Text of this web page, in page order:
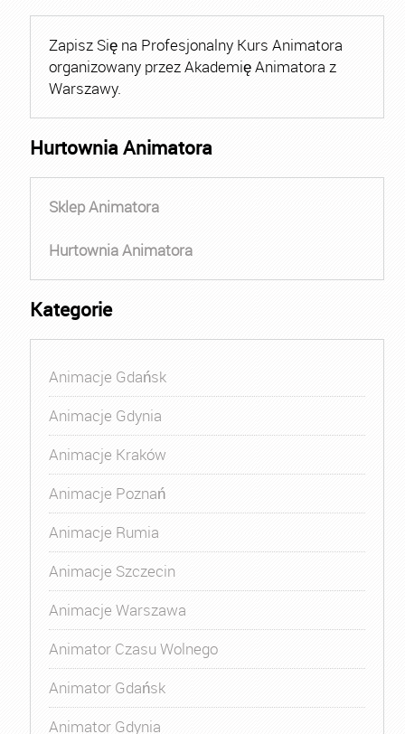
Zapisz Się na Profesjonalny Kurs Animatora
organizowany przez Akademię Animatora z
Warszawy.
Hurtownia Animatora
Sklep Animatora
Hurtownia Animatora
Kategorie
Animacje Gdańsk
Animacje Gdynia
Animacje Kraków
Animacje Poznań
Animacje Rumia
Animacje Szczecin
Animacje Warszawa
Animator Czasu Wolnego
Animator Gdańsk
Animator Gdynia